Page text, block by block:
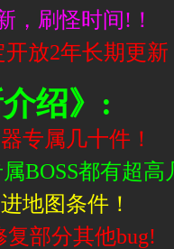
，刷怪时间!！
放2年长期更新
介绍》:
专属几十件！
BOSS都有超高
地图条件！
复部分其他bug!